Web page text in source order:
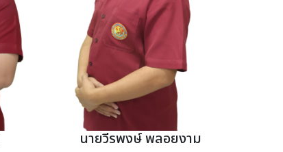
นายวีรพงษ์ พลอยงาม